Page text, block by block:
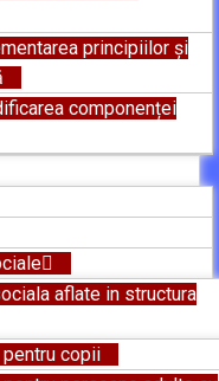
principiilor și
componenței
aflate in structura
copii